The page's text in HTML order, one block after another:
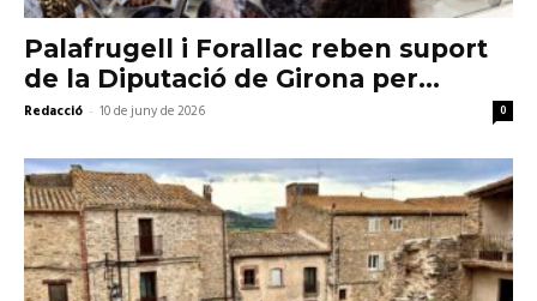
Palafrugell i Forallac reben suport
de la Diputació de Girona per...
Redacció - 10 de juny de 2026 0